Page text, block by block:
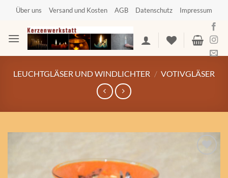
springen
Über uns Versand und Kosten AGB Datenschutz Impressum
LEUCHTGLÄSER UND WINDLICHTER / VOTIVGLÄSER